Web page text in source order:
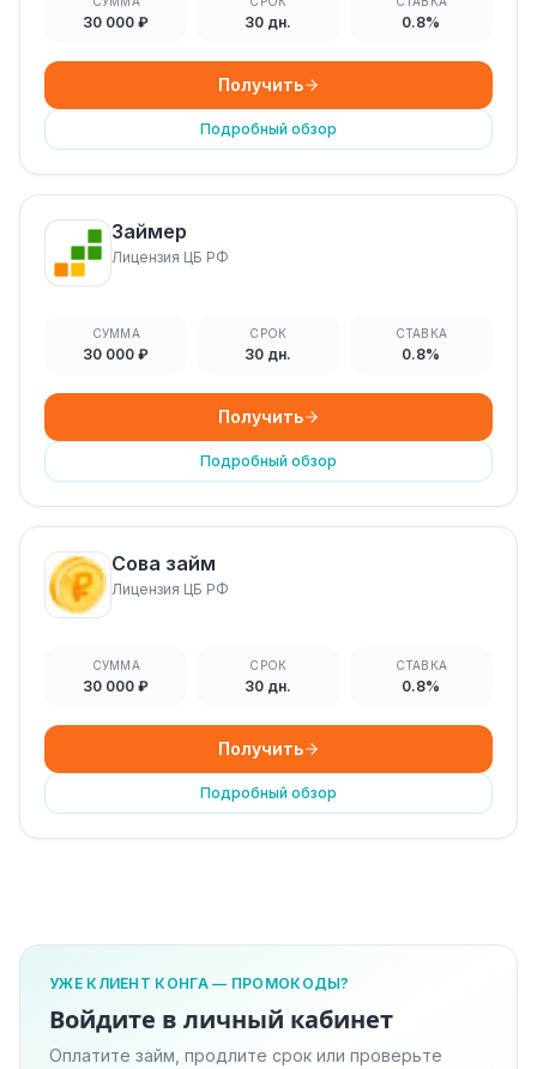
30 000 ₽ 30 дн. 0.8%
Получить
Подробный обзор
Займер
Лицензия ЦБ РФ
СУММА
30 000 ₽
СРОК
30 дн.
СТАВКА
0.8%
Получить
Подробный обзор
Сова займ
Лицензия ЦБ РФ
СУММА
30 000 ₽
СРОК
30 дн.
СТАВКА
0.8%
Получить
Подробный обзор
УЖЕ КЛИЕНТ КОНГА — ПРОМОКОДЫ?
Войдите в личный кабинет
Оплатите займ, продлите срок или проверьте